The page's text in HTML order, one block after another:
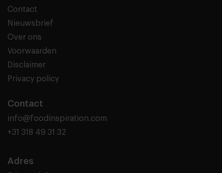
Contact
Nieuwsbrief
Over ons
Voorwaarden
Disclaimer
Privacy policy
Contact
info@foodinspiration.com
+31 318 49 31 32
Adres